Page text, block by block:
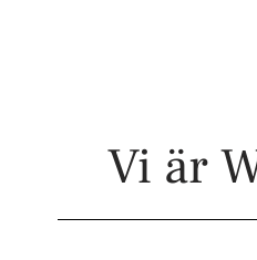
Vi är